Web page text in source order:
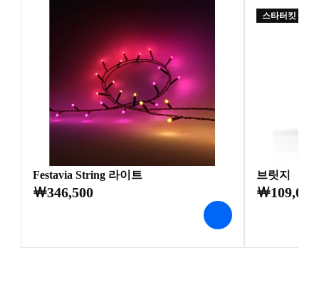
Festavia String 라이트
￦346,500
스타터킷 만들
브릿지
￦109,000